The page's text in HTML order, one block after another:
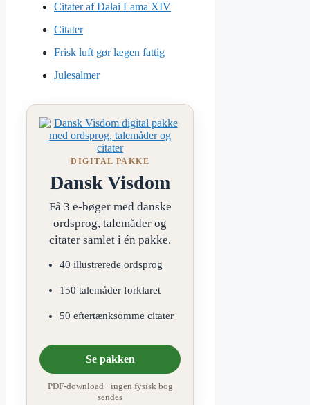
Citater af Dalai Lama XIV
Citater
Frisk luft gør lægen fattig
Julesalmer
DIGITAL PAKKE
Dansk Visdom
Få 3 e-bøger med danske
ordsprog, talemåder og
citater samlet i én pakke.
40 illustrerede ordsprog
150 talemåder forklaret
50 eftertænksomme citater
Se pakken
PDF-download · ingen fysisk bog
sendes